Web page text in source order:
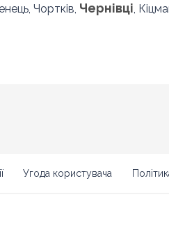
Чортків, Чернівці,
Угода користувача